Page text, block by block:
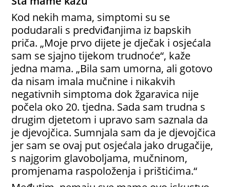
Kod nekih mama, simptomi su se
podudarali s predviđanjima iz bapskih
priča. „Moje prvo dijete je dječak i osjećala
sam se sjajno tijekom trudnoće“, kaže
jedna mama. „Bila sam umorna, ali gotovo
da nisam imala mučnine i nikakvih
negativnih simptoma dok žgaravica nije
počela oko 20. tjedna. Sada sam trudna s
drugim djetetom i upravo sam saznala da
je djevojčica. Sumnjala sam da je djevojčica
jer sam se ovaj put osjećala jako drugačije,
s najgorim glavoboljama, mučninom,
promjenama raspoloženja i prištićima.“